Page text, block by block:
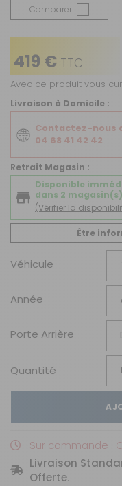
Comparer
419 € TTC
Avec ce produit vous
Livraison à Domicile :
Contactez-nous
04 68 41 42 42
Retrait Magasin :
Disponible
dans 2 magasin(s)
(Vérifier la
Être
Véhicule
Année
Porte Arrière
Quantité
Sur commande :
Livraison
Offerte.